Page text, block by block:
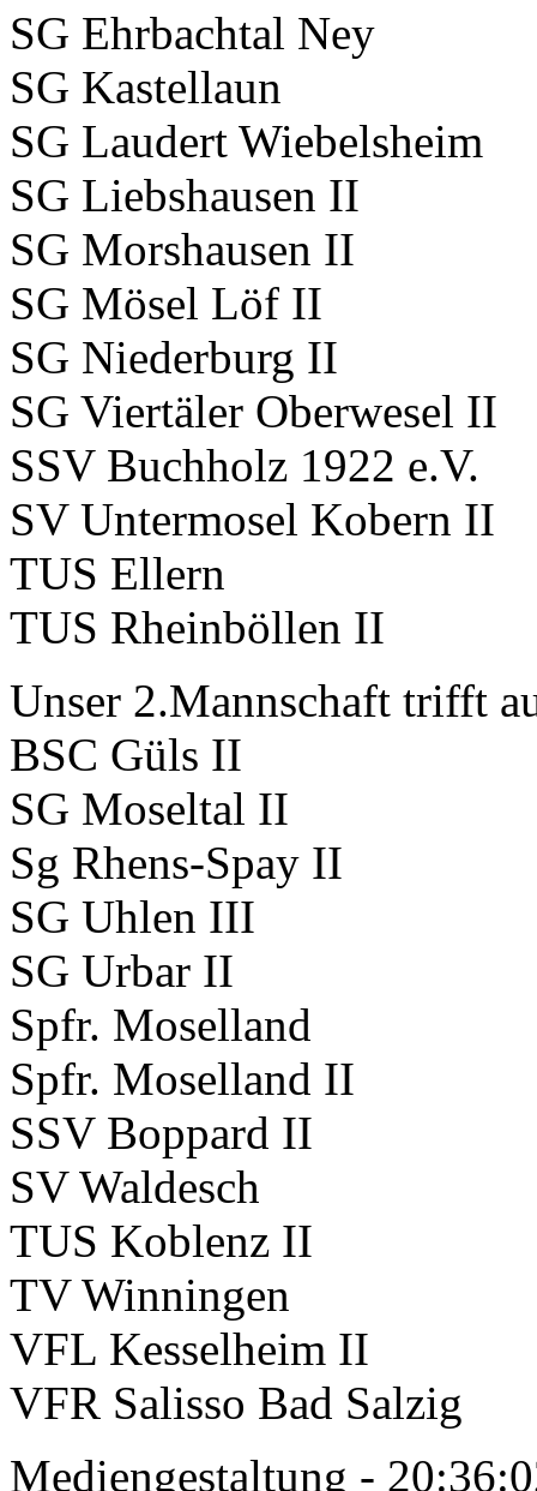
SG Ehrbachtal Ney
SG Kastellaun
SG Laudert Wiebelsheim
SG Liebshausen II
SG Morshausen II
SG Mösel Löf II
SG Niederburg II
SG Viertäler Oberwesel II
SSV Buchholz 1922 e.V.
SV Untermosel Kobern II
TUS Ellern
TUS Rheinböllen II
Unser 2.Mannschaft trifft
BSC Güls II
SG Moseltal II
Sg Rhens-Spay II
SG Uhlen III
SG Urbar II
Spfr. Moselland
Spfr. Moselland II
SSV Boppard II
SV Waldesch
TUS Koblenz II
TV Winningen
VFL Kesselheim II
VFR Salisso Bad Salzig
Mediengestaltung -